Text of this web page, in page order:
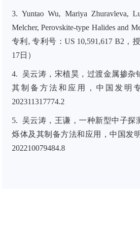
3. Yuntao Wu, Mariya Zhuravleva,
Melcher, Perovskite-type Halides and
专利, 专利号：US 10,591,617 B2，
17日）
4. 吴云涛，宋植昊，过渡金属掺杂
其制备方法和应用，中国发明
202311317774.2
5. 吴云涛，王谦，一种新型中子探
烁体及其制备方法和应用，中国发
202210079484.8